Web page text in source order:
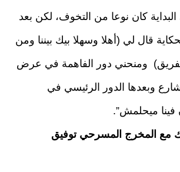
كان نوعا من التخوف، لكن بعد
قال لي (أهلا وسهلا بيك بيننا ومن
ومنحني دور الفاهمة في عرض
وبعدها الدور الرئيسي في
ميحلمش”.
مع المخرج المسرحي توفيق